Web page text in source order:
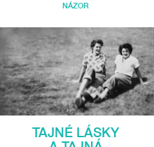
NÁZOR
TAJNÉ LÁSKY